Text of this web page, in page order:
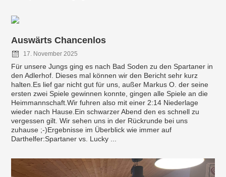
Auswärts Chancenlos
17. November 2025
Für unsere Jungs ging es nach Bad Soden zu den Spartaner in
den Adlerhof. Dieses mal können wir den Bericht sehr kurz
halten.Es lief gar nicht gut für uns, außer Markus O. der seine
ersten zwei Spiele gewinnen konnte, gingen alle Spiele an die
Heimmannschaft.Wir fuhren also mit einer 2:14 Niederlage
wieder nach Hause.Ein schwarzer Abend den es schnell zu
vergessen gilt. Wir sehen uns in der Rückrunde bei uns
zuhause ;-)Ergebnisse im Überblick wie immer auf
Darthelfer:Spartaner vs. Lucky ...